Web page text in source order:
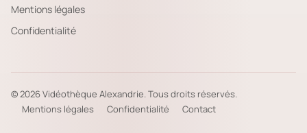
Mentions légales
Confidentialité
© 2026 Vidéothèque Alexandrie. Tous droits réservés.
Mentions légales
Confidentialité Contact